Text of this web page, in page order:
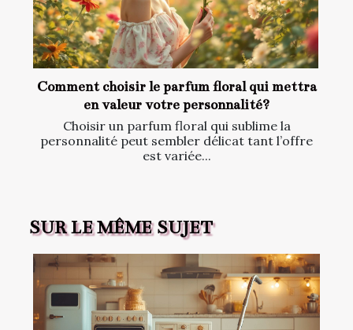
Comment choisir le parfum floral qui mettra
en valeur votre personnalité?
Choisir un parfum floral qui sublime la
personnalité peut sembler délicat tant l’offre
est variée...
SUR LE MÊME SUJET